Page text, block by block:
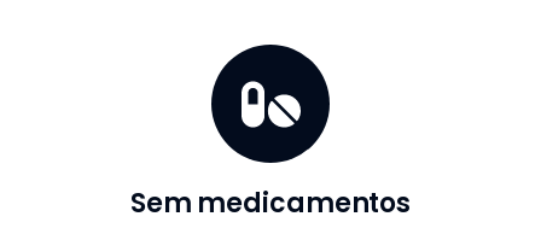
Sem medicamentos